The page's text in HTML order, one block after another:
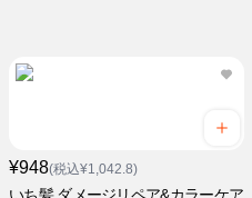
¥948(税込¥1,042.8)